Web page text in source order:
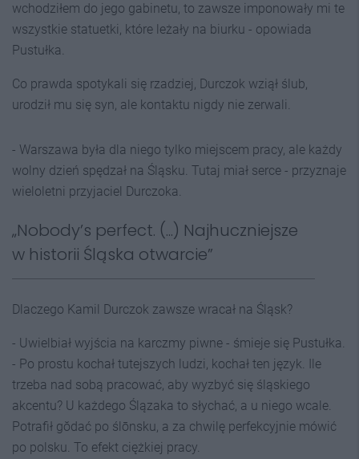
wchodziłem do jego gabinetu, to zawsze imponowały mi te
wszystkie statuetki, które leżały na biurku - opowiada
Pustułka.
Co prawda spotykali się rzadziej, Durczok wziął ślub,
urodził mu się syn, ale kontaktu nigdy nie zerwali.
- Warszawa była dla niego tylko miejscem pracy, ale każdy
wolny dzień spędzał na Śląsku. Tutaj miał serce - przyznaje
wieloletni przyjaciel Durczoka.
„Nobody’s perfect. (...) Najhuczniejsze
w historii Śląska otwarcie”
Dlaczego Kamil Durczok zawsze wracał na Śląsk?
- Uwielbiał wyjścia na karczmy piwne - śmieje się Pustułka.
- Po prostu kochał tutejszych ludzi, kochał ten język. Ile
trzeba nad sobą pracować, aby wyzbyć się śląskiego
akcentu? U każdego Ślązaka to słychać, a u niego wcale.
Potrafił gŏdać po ślōnsku, a za chwilę perfekcyjnie mówić
po polsku. To efekt ciężkiej pracy.